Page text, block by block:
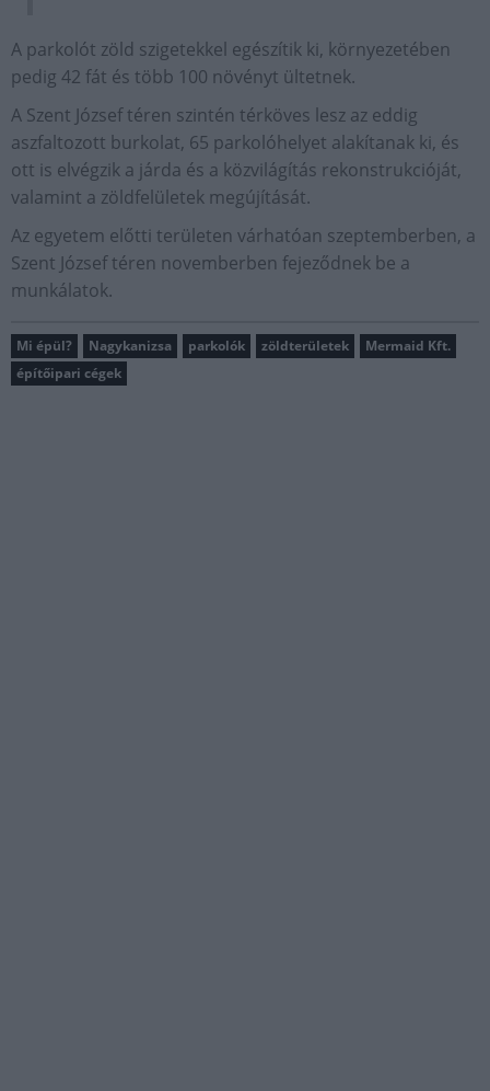
A parkolót zöld szigetekkel egészítik ki, környezetében
pedig 42 fát és több 100 növényt ültetnek.
A Szent József téren szintén térköves lesz az eddig
aszfaltozott burkolat, 65 parkolóhelyet alakítanak ki, és
ott is elvégzik a járda és a közvilágítás rekonstrukcióját,
valamint a zöldfelületek megújítását.
Az egyetem előtti területen várhatóan szeptemberben, a
Szent József téren novemberben fejeződnek be a
munkálatok.
Mi épül? Nagykanizsa parkolók zöldterületek
Mermaid Kft.
építőipari cégek